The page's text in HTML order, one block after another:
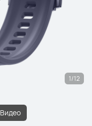
Видео
1/12